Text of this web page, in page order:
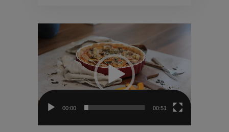
Video-
00:00 00:51